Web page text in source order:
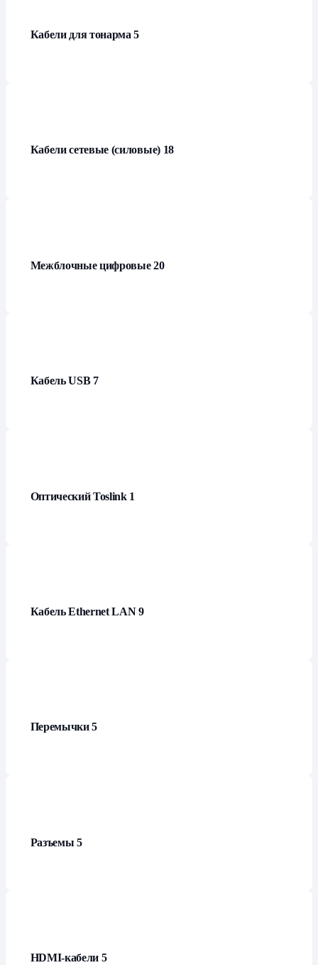
Кабели для тонарма5
Кабели сетевые (силовые) 18
Межблочные цифровые20
Кабель USB 7
Оптический Toslink 1
Кабель Ethernet LAN9
Перемычки5
Разъемы 5
HDMI-кабели 5